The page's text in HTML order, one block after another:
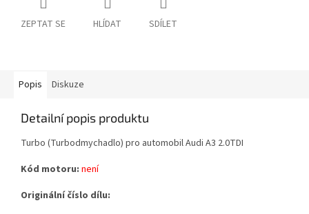
ZEPTAT SE HLÍDAT SDÍLET
Popis Diskuze
Detailní popis produktu
Turbo (Turbodmychadlo) pro automobil Audi A3 2.0TDI
Kód motoru: není
Originální číslo dílu: